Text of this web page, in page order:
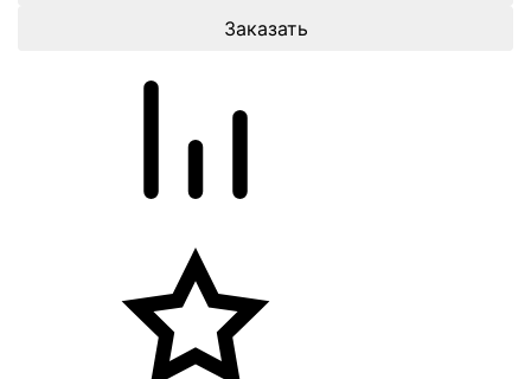
Заказать